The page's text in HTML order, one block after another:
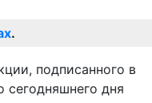
.
подписанного в
сегодняшнего дня